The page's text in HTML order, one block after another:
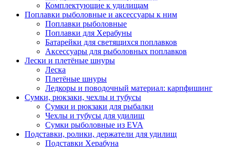
Комплектующие к удилищам
Поплавки рыболовные и аксессуары к ним
Поплавки рыболовные
Поплавки для Херабуны
Батарейки для светящихся поплавков
Аксессуары для рыболовных поплавков
Лески и плетёные шнуры
Леска
Плетёные шнуры
Ледкоры и поводочный материал: карпфишинг
Сумки, рюкзаки, чехлы и тубусы
Сумки и рюкзаки для рыбалки
Чехлы и тубусы для удилищ
Сумки рыболовные из EVA
Подставки, ролики, держатели для удилищ
Подставки Херабуна